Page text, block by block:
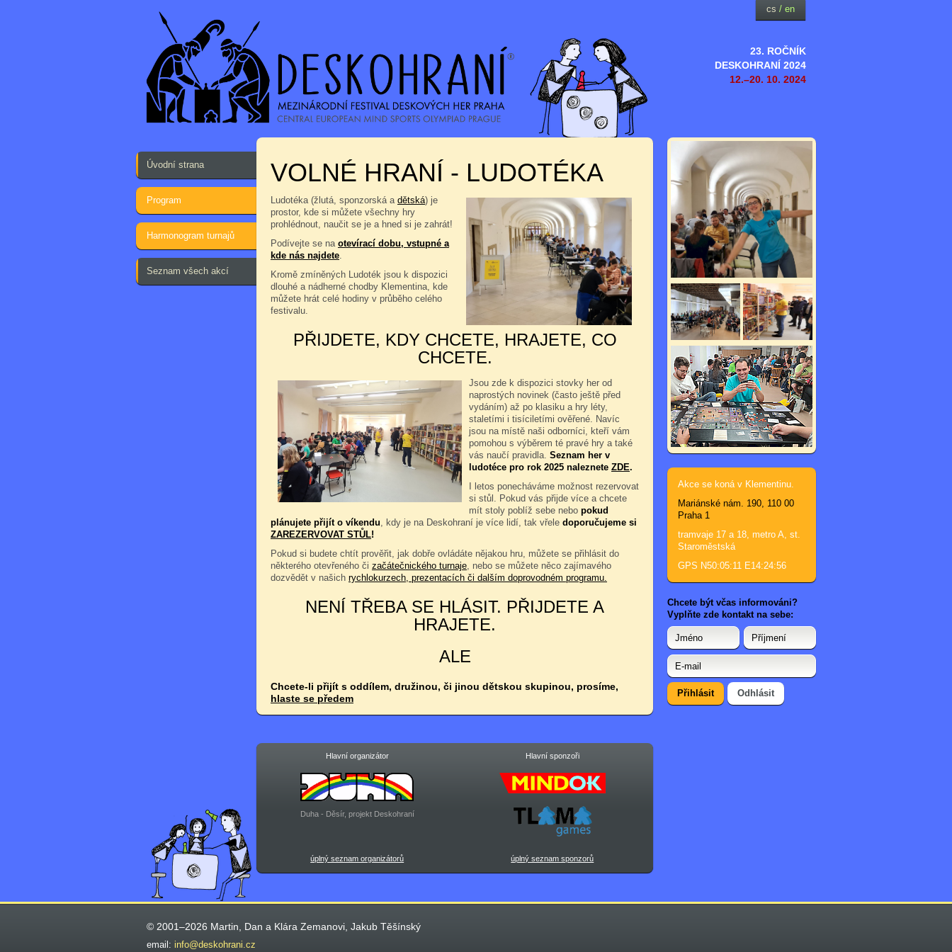
23. ROČNÍK
DESKOHRANÍ 2024
12.–20. 10. 2024
cs / en
Úvodní strana
Program
Harmonogram turnajů
Seznam všech akcí
VOLNÉ HRANÍ - LUDOTÉKA
Ludotéka (žlutá, sponzorská a dětská) je
prostor, kde si můžete všechny hry
prohlédnout, naučit se je a hned si je zahrát!
Podívejte se na otevírací dobu, vstupné a
kde nás najdete.
Kromě zmíněných Ludoték jsou k dispozici
dlouhé a nádherné chodby Klementina, kde
můžete hrát celé hodiny v průběho celého
festivalu.
PŘIJDETE, KDY CHCETE, HRAJETE, CO
CHCETE.
Jsou zde k dispozici stovky her od
naprostých novinek (často ještě před
vydáním) až po klasiku a hry léty,
staletími i tisíciletími ověřené. Navíc
jsou na místě naši odborníci, kteří vám
pomohou s výběrem té pravé hry a také
vás naučí pravidla. Seznam her v
ludotéce pro rok 2025 naleznete ZDE.
I letos ponecháváme možnost rezervovat
si stůl. Pokud vás přijde více a chcete
mít stoly poblíž sebe nebo pokud
plánujete přijít o víkendu, kdy je na Deskohraní je více lidí, tak vřele doporučujeme si
ZAREZERVOVAT STŮL!
Pokud si budete chtít prověřit, jak dobře ovládáte nějakou hru, můžete se přihlásit do
některého otevřeného či začátečnického turnaje, nebo se můžete něco zajímavého
dozvědět v našich rychlokurzech, prezentacích či dalším doprovodném programu.
NENÍ TŘEBA SE HLÁSIT. PŘIJDETE A
HRAJETE.
ALE
Chcete-li přijít s oddílem, družinou, či jinou dětskou skupinou, prosíme,
hlaste se předem
Hlavní organizátor Hlavní sponzoři
Duha - Děsír, projekt Deskohraní
úplný seznam organizátorů úplný seznam sponzorů
Akce se koná v Klementinu.
Mariánské nám. 190, 110 00
Praha 1
tramvaje 17 a 18, metro A, st.
Staroměstská
GPS N50:05:11 E14:24:56
Chcete být včas informováni?
Vyplňte zde kontakt na sebe:
© 2001–2026 Martin, Dan a Klára Zemanovi, Jakub Těšínský
email: info@deskohrani.cz